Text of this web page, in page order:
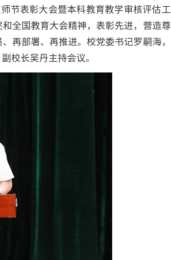
节表彰大会暨本科教育教学审核评估工
全国教育大会精神，表彰先进，营造尊
再部署、再推进。校党委书记罗嗣海，
校长吴丹主持会议。